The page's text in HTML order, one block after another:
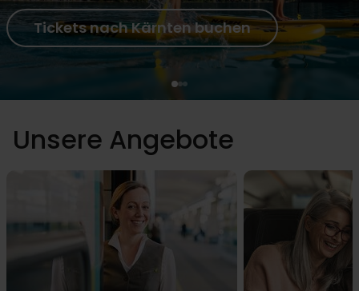
Tickets nach Kärnten buchen
Unsere Angebote